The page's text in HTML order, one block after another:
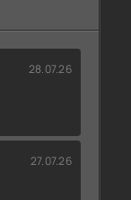
28.07.26
27.07.26